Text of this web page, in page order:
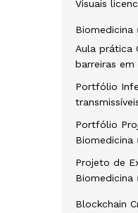
Visuais
Biomedicina
Aula prática
barreiras em
Portfólio
Portfólio
Biomedicina
Projeto de
Biomedicina
Blockchain